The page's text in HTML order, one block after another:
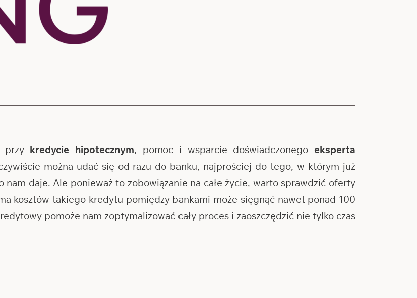
przy kredycie hipotecznym, pomoc i wsparcie doświadczonego eksperta
można udać się od razu do banku, najprościej do tego, w którym już
daje. Ale ponieważ to zobowiązanie na całe życie, warto sprawdzić oferty
kosztów takiego kredytu pomiędzy bankami może sięgnąć nawet ponad 100
pomoże nam zoptymalizować cały proces i zaoszczędzić nie tylko czas